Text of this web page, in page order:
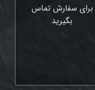
برای سفارش تماس
بگیرید